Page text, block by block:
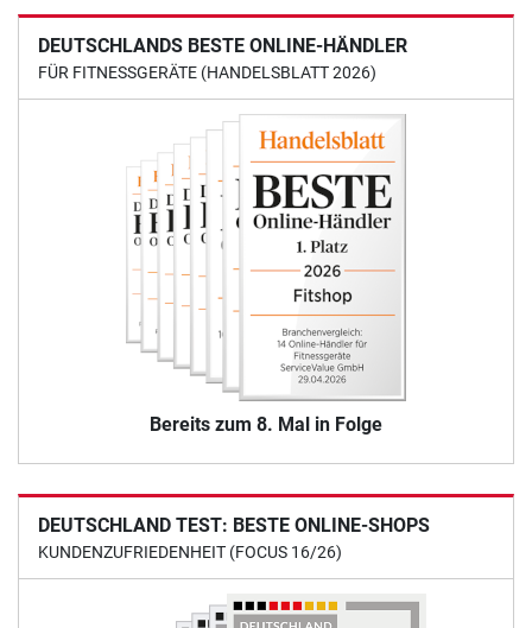
DEUTSCHLANDS BESTE ONLINE-HÄNDLER
FÜR FITNESSGERÄTE (HANDELSBLATT 2026)
Bereits zum 8. Mal in Folge
DEUTSCHLAND TEST: BESTE ONLINE-SHOPS
KUNDENZUFRIEDENHEIT (FOCUS 16/26)